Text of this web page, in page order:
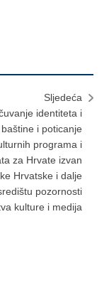
Sljedeća
identiteta i
i poticanje
programa i
za Hrvate izvan
Hrvatske i dalje
pozornosti
kulture i medija